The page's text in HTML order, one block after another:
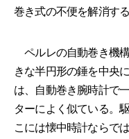
巻き式の不便を解消す
ペルレの自動巻き機
きな半円形の錘を中央
は、自動巻き腕時計で
ターによく似ている。
こには懐中時計ならで